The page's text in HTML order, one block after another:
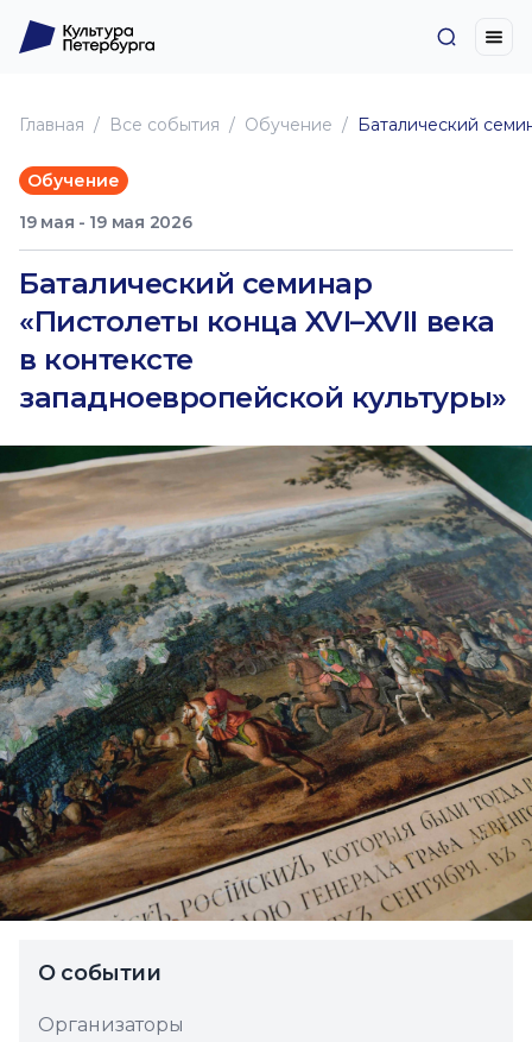
Главная Все события Обучение Баталический
Обучение
19 мая - 19 мая 2026
Баталический семинар
«Пистолеты конца XVI–XVII века
в контексте
западноевропейской культуры»
О событии
Организаторы